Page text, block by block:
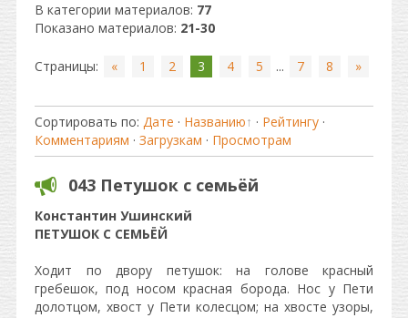
В категории материалов: 77
Показано материалов: 21-30
Страницы: « 1 2 3 4 5 ... 7 8 »
Сортировать по: Дате · Названию · Рейтингу ·
Комментариям · Загрузкам · Просмотрам
043 Петушок с семьёй
Константин Ушинский
ПЕТУШОК С СЕМЬЁЙ
Ходит по двору петушок: на голове красный
гребешок, под носом красная борода. Нос у Пети
долотцом, хвост у Пети колесцом; на хвосте узоры,